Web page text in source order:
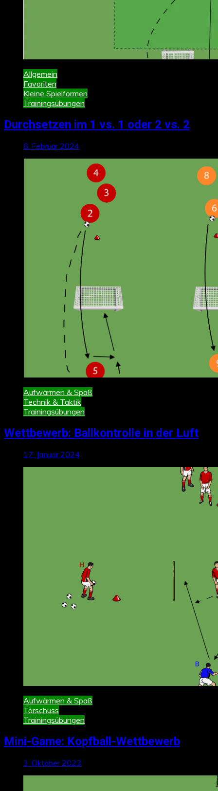
Allgemein
Favoriten
Kleine Spielformen
Trainingsübungen
Durchsetzen im 1 vs. 1 oder 2 vs. 2
6. Februar 2024
Aufwärmen & Spaß
Technik & Taktik
Trainingsübungen
Wettbewerb: Ballkontrolle in der Luft
17. Januar 2024
Aufwärmen & Spaß
Torschuss
Trainingsübungen
Mini-Game: Kopfball-Wettbewerb
3. Oktober 2023